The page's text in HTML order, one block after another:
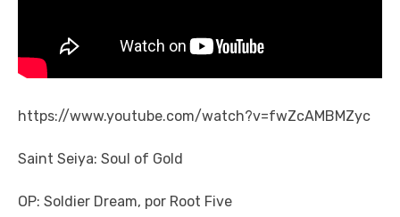
https://www.youtube.com/watch?v=fwZcAMBMZyc
Saint Seiya: Soul of Gold
OP: Soldier Dream, por Root Five